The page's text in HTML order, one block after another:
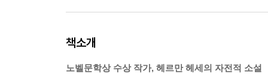
책소개
노벨문학상 수상 작가, 헤르만 헤세의 자전적 소설